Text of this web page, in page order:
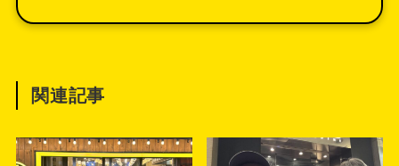
関連記事